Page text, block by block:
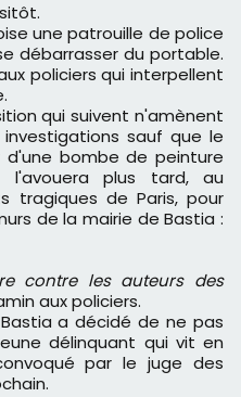
une patrouille de police
débarrasser du portable.
policiers qui interpellent
qui suivent n'amènent
sauf que le
bombe de peinture
plus tard, au
tragiques de Paris, pour
de la mairie de Bastia :
contre les auteurs des
aux policiers.
a décidé de ne pas
délinquant qui vit en
par le juge des